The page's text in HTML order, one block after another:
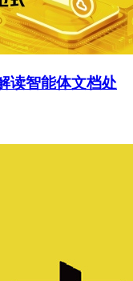
读智能体文档处